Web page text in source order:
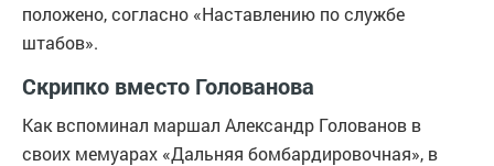
положено, согласно «Наставлению по службе
штабов».
Скрипко вместо Голованова
Как вспоминал маршал Александр Голованов в
своих мемуарах «Дальняя бомбардировочная», в